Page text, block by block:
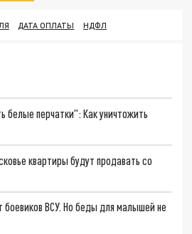
ДАТА ОПЛАТЫ НДФЛ
белые перчатки": Как уничтожить
квартиры будут продавать со
боевиков ВСУ. Но беды для малышей не